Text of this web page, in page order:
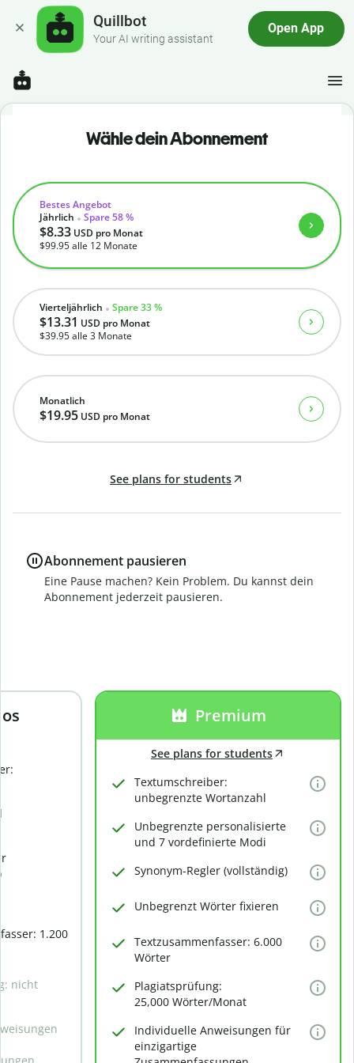
Quillbot
Your AI writing assistant
Open App
1.200
nicht
Premium
See plans for students
Textumschreiber:
unbegrenzte Wortanzahl
Unbegrenzte personalisierte
und 7 vordefinierte Modi
Synonym-Regler (vollständig)
Unbegrenzt Wörter fixieren
Textzusammenfasser: 6.000
Wörter
Plagiatsprüfung:
25,000 Wörter/Monat
Individuelle Anweisungen für
einzigartige
Wähle dein Abonnement
Monatlich
$19.95 USD pro Monat
Vierteljährlich Spare 33 %
$13.31 USD pro Monat
$39.95alle 3 Monate
Bestes Angebot
Jährlich
Spare 58 %
$8.33 USD pro Monat
$99.95alle 12 Monate
See plans for students
Abonnement pausieren
Eine Pause machen? Kein Problem. Du kannst dein
Abonnement jederzeit pausieren.